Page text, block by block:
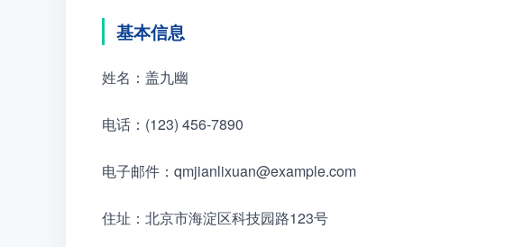
基本信息
姓名：盖九幽
电话：(123) 456-7890
电子邮件：qmjianlixuan@example.com
住址：北京市海淀区科技园路123号